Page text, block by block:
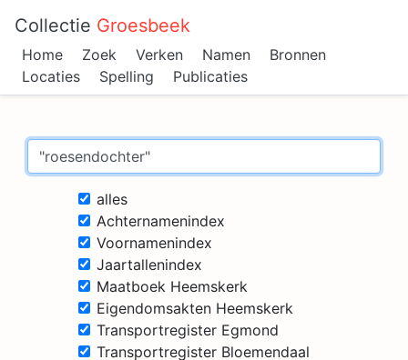
Collectie Groesbeek
Home Zoek Verken Namen
Bronnen
Locaties
Spelling Publicaties
alles
Achternamenindex
Voornamenindex
Jaartallenindex
Maatboek Heemskerk
Eigendomsakten Heemskerk
Transportregister Egmond
Transportregister Bloemendaal